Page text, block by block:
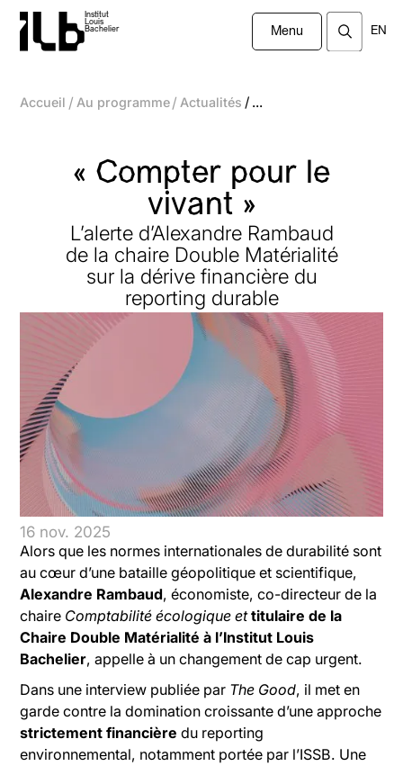
Institut
Louis
Bachelier
Menu EN
Accueil / Au programme/ Actualités / ...
« Compter pour le
vivant »
L’alerte d’Alexandre Rambaud
de la chaire Double Matérialité
sur la dérive financière du
reporting durable
16 nov. 2025
Alors que les normes internationales de durabilité sont
au cœur d’une bataille géopolitique et scientifique,
Alexandre Rambaud, économiste, co-directeur de la
chaire Comptabilité écologique ettitulaire de la
Chaire Double Matérialité à l’Institut Louis
Bachelier, appelle à un changement de cap urgent.
Dans une interview publiée par The Good, il met en
garde contre la domination croissante d’une approche
strictement financière du reporting
environnemental, notamment portée par l’ISSB. Une